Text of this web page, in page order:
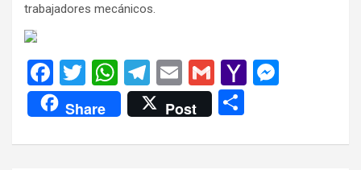
trabajadores mecánicos.
F
a
ce
b
T
wi
tt
er
W
h
at
s
T
el
e
gr
E
m
ail
G
m
ail
Y
o
n
Share Post
m